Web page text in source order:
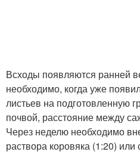
Всходы появляются ранней
необходимо, когда уже
листьев на подготовленную
почвой, расстояние между
Через неделю необходимо
раствора коровяка (1:20)